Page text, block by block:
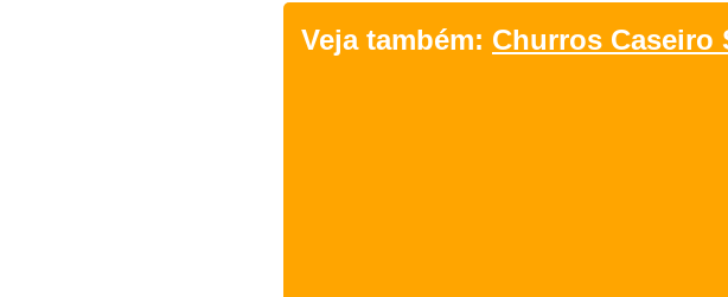
Veja também: Churros Caseiro